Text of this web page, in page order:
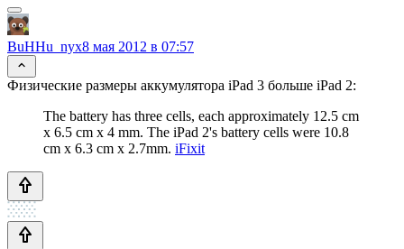
BuHHu_nyx8 мая 2012 в 07:57
Физические размеры аккумулятора iPad 3 больше iPad 2:
The battery has three cells, each approximately 12.5 cm
x 6.5 cm x 4 mm. The iPad 2's battery cells were 10.8
cm x 6.3 cm x 2.7mm. iFixit